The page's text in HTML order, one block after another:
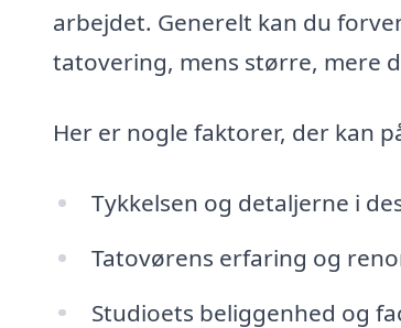
arbejdet. Generelt kan du
tatovering, mens større, mere
Her er nogle faktorer, der kan
Tykkelsen og detaljerne i
Tatovørens erfaring og
Studioets beliggenhed og